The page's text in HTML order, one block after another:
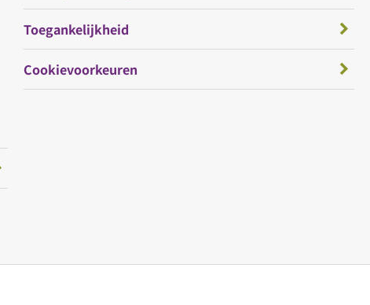
Toegankelijkheid
Cookievoorkeuren